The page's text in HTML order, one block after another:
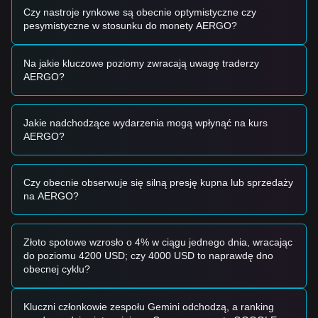
punkt odniesienia:
Potencjalna strefa kupna
krótkoterminową okazję zakupową.
• Jeśli cena Aergo przebije
Scenariusz ryzyka
• Jeśli cena Aergo spadnie poniżej
$0.07500
, rynek może
wejść w głębszą krótkoterminową korektę, potencjalnie z
Strategia kupna
Na podstawie obecnej struktury rynkowej proponuje się
następujące podejście:
• Poczekać, aż cena Aergo cofnąć do$0.07850w celu
• Lub poczekać, aż kurs skutecznie wybije i utrzyma się
powyżej$0.09220 (oporu), zanim zacznie się podążać za
trendem.
Inwestorzy nastawieni na trend
wzrostowy trend. Kolejnym celem może być$0.10500.
Czy nastroje rynkowe są obecnie optymistyczne czy
pesymistyczne w stosunku do monety AERGO?
Na jakie kluczowe poziomy zwracają uwagę traderzy
AERGO?
Jakie nadchodzące wydarzenia mogą wpłynąć na kurs
AERGO?
Czy obecnie obserwuje się silną presję kupna lub sprzedaży
na AERGO?
Złoto spotowe wzrosło o 4% w ciągu jednego dnia, wracając
do poziomu 4200 USD; czy 4000 USD to naprawdę dno
obecnej cyklu?
Kluczni członkowie zespołu Gemini odchodzą, a ranking